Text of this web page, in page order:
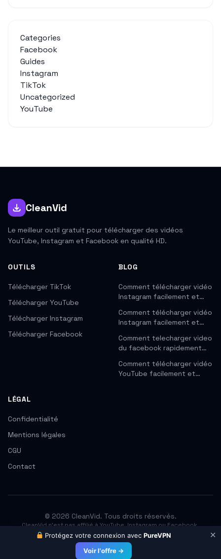
Categories
Facebook
Guides
Instagram
TikTok
Uncategorized
YouTube
CleanVid
Le meilleur outil gratuit pour télécharger des vidéos
YouTube, Instagram et Facebook en qualité HD.
OUTILS
Télécharger TikTok
Télécharger YouTube
Télécharger Instagram
Télécharger Facebook
BLOG
Comment télécharger vidéo
Instagram facilement et…
Comment télécharger vidéo
Instagram facilement et…
Comment telecharger video
du facebook rapidement…
Comment télécharger vidéo
YouTube facilement et…
LÉGAL
Confidentialité
Mentions légales
CGU
Contact
© 2026 CleanVid. Tous droits réservés.
CleanVid n'est pas affilié à YouTube, Instagram ou Facebook.
Respectez les droits d'auteur. Téléchargez uniquement les contenus
que vous avez le droit d'utiliser.
✕
Protégez votre connexion avecPureVPN
Voir l'offre →